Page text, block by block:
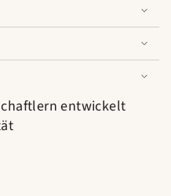
entwickelt